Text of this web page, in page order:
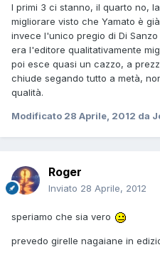
I primi 3 ci stanno, il quarto no,
migliorare visto che Yamato è
invece l'unico pregio di Di
era l'editore qualitativamente
poi esce quasi un cazzo, a
chiude segando tutto a metà,
qualità.
Modificato 28 Aprile, 2012 da
Roger
Inviato 28 Aprile, 2012
speriamo che sia vero
prevedo girelle nagaiane in